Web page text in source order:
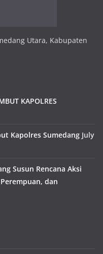
Utara, Kabupaten
KAPOLRES
Kapolres Sumedang July
Susun Rencana Aksi
dan